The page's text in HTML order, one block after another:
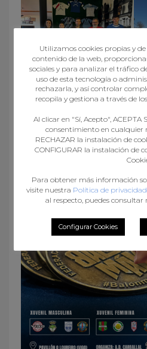
Utilizamos cookies propias y
contenido de la web,
sociales y para analizar el tráfico
uso de esta tecnología o
rechazarla, y así controlar
recopila y gestiona a través de
Al clicar en "Sí, Acepto", ACEPTA
consentimiento en cualquier
RECHAZAR la instalación de
CONFIGURAR la instalación de
Para obtener más información
visite nuestra Política de privacidad
al respecto, puedes consultar
Configurar Cookies